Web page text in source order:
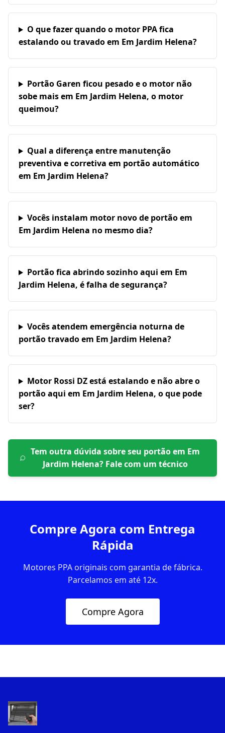
O que fazer quando o motor PPA fica
estalando ou travado em Em Jardim Helena?
Portão Garen ficou pesado e o motor não
sobe mais em Em Jardim Helena, o motor
queimou?
Qual a diferença entre manutenção
preventiva e corretiva em portão automático
em Em Jardim Helena?
Vocês instalam motor novo de portão em
Em Jardim Helena no mesmo dia?
Portão fica abrindo sozinho aqui em Em
Jardim Helena, é falha de segurança?
Vocês atendem emergência noturna de
portão travado em Em Jardim Helena?
Motor Rossi DZ está estalando e não abre o
portão aqui em Em Jardim Helena, o que pode
ser?
Tem outra dúvida sobre seu portão em Em
Jardim Helena? Fale com um técnico
Compre Agora com Entrega
Rápida
Motores PPA originais com garantia de fábrica.
Parcelamos em até 12x.
Compre Agora